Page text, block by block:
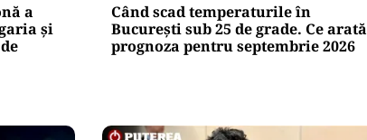
a
şi
Când scad temperaturile în
București sub 25 de grade. Ce arată
prognoza pentru septembrie 2026